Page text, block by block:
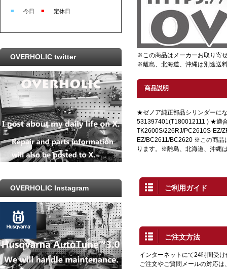
※この商品はメーカーお取り寄
※離島、北海道、沖縄は別途送
商品説明
★ゼノア純正部品シリンダー
531397401(T180012111 ) ★
TK2600S/226RJ/PC2610S-EZ/
EZ/BC2611/BC2620 ※この商品
ります。※離島、北海道、沖縄
ご利用ガイド
ご注文方法
インターネットにて24時間受
ご注文やご質問メールの対応
■ 今日 ■ 定休日
OVERHOLIC twitter
OVERHOLIC Instagram